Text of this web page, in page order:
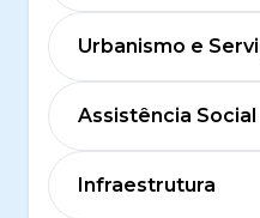
Urbanismo e
Assistência Social
Infraestrutura